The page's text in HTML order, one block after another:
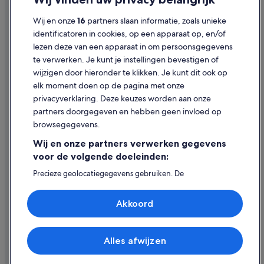
Citizenm Hotels in Londen
Appartementen in Londen
Club Quarters-hotels in Londen
Hotels met 5 sterren in Londen
Hotels in Centrum van Londen
All-Inclusive in Engeland
Mandarin Oriental Hotel Group in Londen
Hotels in St James
Marriott Hotels & Resorts in Londen
The Hoxton Hotels in Mayfair
Tune Hotels in Londen
Q Apartments-hotels in Londen
Hilton Hotels in Londen
Woonboten in Engeland
Morgans Hotel Group in Londen
Cookies
Juridische informatie/Contact
Inhoudsrichtlijnen en inhoud rapporteren
Hulp
Ondersteuning
Je boeking wijzigen of annuleren
Restitutieproces en tijdsbestek
Boek een vlucht met airlinetegoed
Expedia, Inc. is niet verantwoordelijk voor de inhoud op externe
websites.
© 2026 Expedia, Inc. - een bedrijf van Expedia Group. Alle rechten
voorbehouden. Expedia en het Expedia-logo zijn handelsmerken of
Wij en onze16 partners slaan informatie, zoals unieke
identificatoren in cookies, op een apparaat op, en/of
lezen deze van een apparaat in om persoonsgegevens
te verwerken. Je kunt je instellingen bevestigen of
wijzigen door hieronder te klikken. Je kunt dit ook op
elk moment doen op de pagina met onze
privacyverklaring. Deze keuzes worden aan onze
partners doorgegeven en hebben geen invloed op
browsegegevens.
Wij en onze partners verwerken gegevens
voor de volgende doeleinden:
Precieze geolocatiegegevens gebruiken. De
Informatie op een apparaat opslaan en/of openen.
Gepersonaliseerde advertenties en content, advertentie-
en contentmetingen, doelgroepenonderzoek en
Partnerlijst (derden)Alles afwijzen
Akkoord